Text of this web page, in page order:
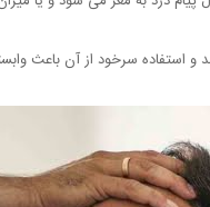
و استفاده سرخود از آن